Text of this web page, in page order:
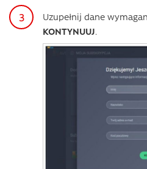
Uzupełnij dane
KONTYNUUJ.